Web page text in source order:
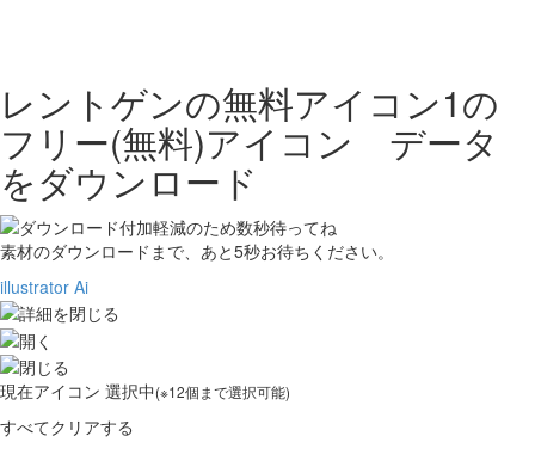
レントゲンの無料アイコン1の
フリー(無料)アイコン データ
をダウンロード
素材のダウンロードまで、あと5秒お待ちください。
illustrator Ai
現在アイコン 選択中(※12個まで選択可能)
すべてクリアする